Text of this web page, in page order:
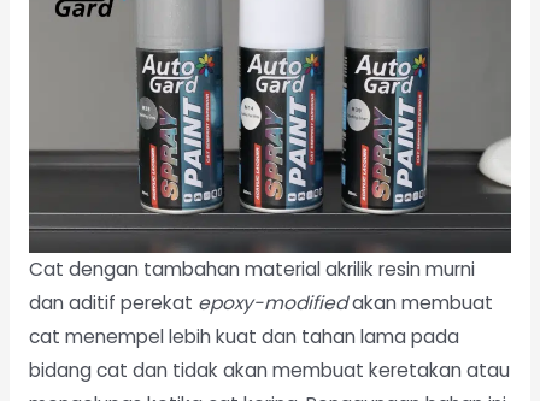
Cat dengan tambahan material akrilik resin murni
dan aditif perekat epoxy-modifiedakan membuat
cat menempel lebih kuat dan tahan lama pada
bidang cat dan tidak akan membuat keretakan atau